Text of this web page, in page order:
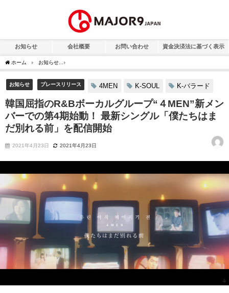
お知らせ 会社概要 お問い合わせ 資金決済法に基づく表示
ホーム お知らせ
お知らせ プレースリリース 4MEN K-SOUL K-バラード
韓国屈指のR&Bボーカルグループ“４MEN”新メン
バーでの第4期始動！ 最新シングル「僕たちはま
だ別れる前」を配信開始
2021年4月23日 2021年4月23日